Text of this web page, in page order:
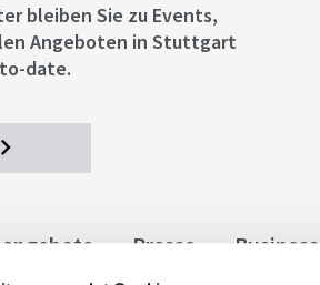
bleiben Sie zu Events,
Angeboten in Stuttgart
date.
Presse Business